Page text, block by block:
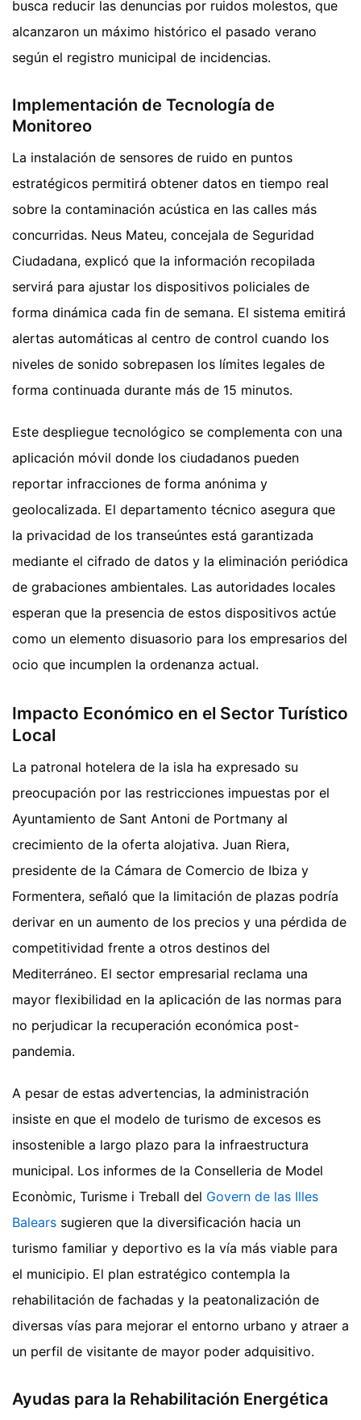
busca reducir las denuncias por ruidos molestos, que
alcanzaron un máximo histórico el pasado verano
según el registro municipal de incidencias.
Implementación de Tecnología de
Monitoreo
La instalación de sensores de ruido en puntos
estratégicos permitirá obtener datos en tiempo real
sobre la contaminación acústica en las calles más
concurridas. Neus Mateu, concejala de Seguridad
Ciudadana, explicó que la información recopilada
servirá para ajustar los dispositivos policiales de
forma dinámica cada fin de semana. El sistema emitirá
alertas automáticas al centro de control cuando los
niveles de sonido sobrepasen los límites legales de
forma continuada durante más de 15 minutos.
Este despliegue tecnológico se complementa con una
aplicación móvil donde los ciudadanos pueden
reportar infracciones de forma anónima y
geolocalizada. El departamento técnico asegura que
la privacidad de los transeúntes está garantizada
mediante el cifrado de datos y la eliminación periódica
de grabaciones ambientales. Las autoridades locales
esperan que la presencia de estos dispositivos actúe
como un elemento disuasorio para los empresarios del
ocio que incumplen la ordenanza actual.
Impacto Económico en el Sector Turístico
Local
La patronal hotelera de la isla ha expresado su
preocupación por las restricciones impuestas por el
Ayuntamiento de Sant Antoni de Portmany al
crecimiento de la oferta alojativa. Juan Riera,
presidente de la Cámara de Comercio de Ibiza y
Formentera, señaló que la limitación de plazas podría
derivar en un aumento de los precios y una pérdida de
competitividad frente a otros destinos del
Mediterráneo. El sector empresarial reclama una
mayor flexibilidad en la aplicación de las normas para
no perjudicar la recuperación económica post-
pandemia.
A pesar de estas advertencias, la administración
insiste en que el modelo de turismo de excesos es
insostenible a largo plazo para la infraestructura
municipal. Los informes de la Conselleria de Model
Econòmic, Turisme i Treball del Govern de las Illes
Balears sugieren que la diversificación hacia un
turismo familiar y deportivo es la vía más viable para
el municipio. El plan estratégico contempla la
rehabilitación de fachadas y la peatonalización de
diversas vías para mejorar el entorno urbano y atraer a
un perfil de visitante de mayor poder adquisitivo.
Ayudas para la Rehabilitación Energética